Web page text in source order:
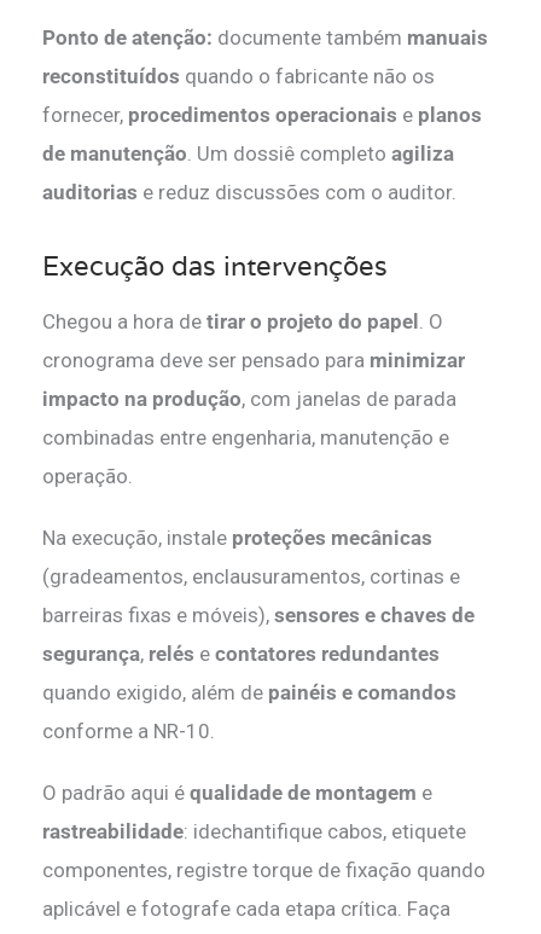
Ponto de atenção: documente também manuais
reconstituídos quando o fabricante não os
fornecer, procedimentos operacionais e planos
de manutenção. Um dossiê completo agiliza
auditorias e reduz discussões com o auditor.
Execução das intervenções
Chegou a hora de tirar o projeto do papel . O
cronograma deve ser pensado para minimizar
impacto na produção, com janelas de parada
combinadas entre engenharia, manutenção e
operação.
Na execução, instale proteções mecânicas
(gradeamentos, enclausuramentos, cortinas e
barreiras fixas e móveis), sensores e chaves de
segurança, relés e contatores redundantes
quando exigido, além de painéis e comandos
conforme a NR-10.
O padrão aqui é qualidade de montagem e
rastreabilidade: idechantifique cabos, etiquete
componentes, registre torque de fixação quando
aplicável e fotografe cada etapa crítica. Faça